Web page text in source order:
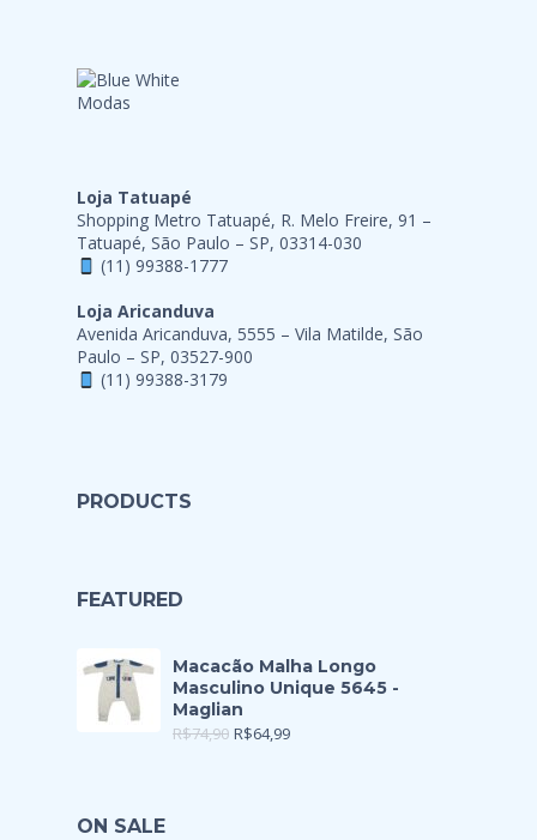
Loja Tatuapé
Shopping Metro Tatuapé, R. Melo Freire, 91 –
Tatuapé, São Paulo – SP, 03314-030
(11) 99388-1777
Loja Aricanduva
Avenida Aricanduva, 5555 – Vila Matilde, São
Paulo – SP, 03527-900
(11) 99388-3179
PRODUCTS
FEATURED
Macacão Malha Longo
Masculino Unique 5645 -
Maglian
R$74,90 R$64,99
ON SALE